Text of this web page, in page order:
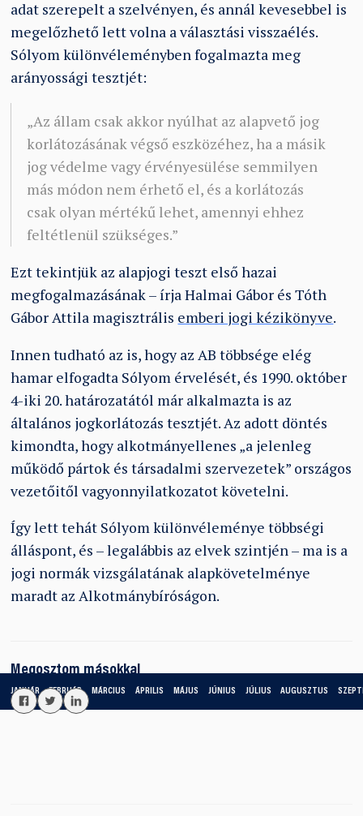
JANUÁR FEBRUÁR MÁRCIUS ÁPRILIS MÁJUS JÚNIUS JÚLIUS AUGUSZTUS
adat szerepelt a szelvényen, és annál kevesebbel is
megelőzhető lett volna a választási visszaélés.
Sólyom különvéleményben fogalmazta meg
arányossági tesztjét:
„Az állam csak akkor nyúlhat az alapvető jog
korlátozásának végső eszközéhez, ha a másik
jog védelme vagy érvényesülése semmilyen
más módon nem érhető el, és a korlátozás
csak olyan mértékű lehet, amennyi ehhez
feltétlenül szükséges.”
Ezt tekintjük az alapjogi teszt első hazai
megfogalmazásának – írja Halmai Gábor és Tóth
Gábor Attila magisztrális emberi jogi kézikönyve.
Innen tudható az is, hogy az AB többsége elég
hamar elfogadta Sólyom érvelését, és 1990. október
4-iki 20. határozatától már alkalmazta is az
általános jogkorlátozás tesztjét. Az adott döntés
kimondta, hogy alkotmányellenes „a jelenleg
működő pártok és társadalmi szervezetek” országos
vezetőitől vagyonnyilatkozatot követelni.
Így lett tehát Sólyom különvéleménye többségi
álláspont, és – legalábbis az elvek szintjén – ma is a
jogi normák vizsgálatának alapkövetelménye
maradt az Alkotmánybíróságon.
Megosztom másokkal